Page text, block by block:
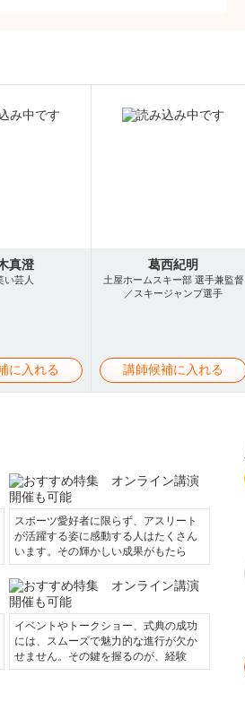
真澄
い芸人
に入れる
葛西紀明
土屋ホームスキー部 選手兼監督
／スキージャンプ選手
講師候補に入れる
スポーツ愛好者に限らず、アスリート
が活躍する姿に感動する人はたくさん
います。その輝かしい成果がもたら
イベントやトークショー、式典の成功
には、スムーズで魅力的な進行が欠か
せません。その鍵を握るのが、経験